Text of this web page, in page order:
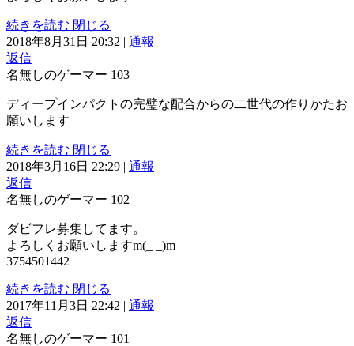
続きを読む 閉じる
2018年8月31日 20:32 | 通報
返信
名無しのゲーマー 103
ディープインパクトの完璧な配合からの二世代の作りかたお
願いします
続きを読む 閉じる
2018年3月16日 22:29 | 通報
返信
名無しのゲーマー 102
ダビフレ募集してます。
よろしくお願いしますm(_ _)m
3754501442
続きを読む 閉じる
2017年11月3日 22:42 | 通報
返信
名無しのゲーマー 101